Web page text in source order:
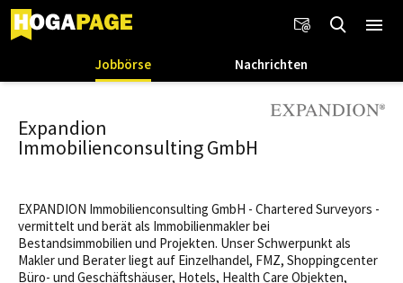
Jobbörse Nachrichten
Expandion
Immobilienconsulting GmbH
EXPANDION Immobilienconsulting GmbH - Chartered Surveyors -
vermittelt und berät als Immobilienmakler bei
Bestandsimmobilien und Projekten. Unser Schwerpunkt als
Makler und Berater liegt auf Einzelhandel, FMZ, Shoppingcenter
Büro- und Geschäftshäuser, Hotels, Health Care Objekten,